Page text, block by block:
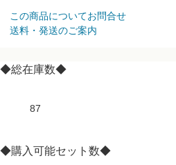
この商品についてお問合せ
送料・発送のご案内
◆総在庫数◆
87
◆購入可能セット数◆